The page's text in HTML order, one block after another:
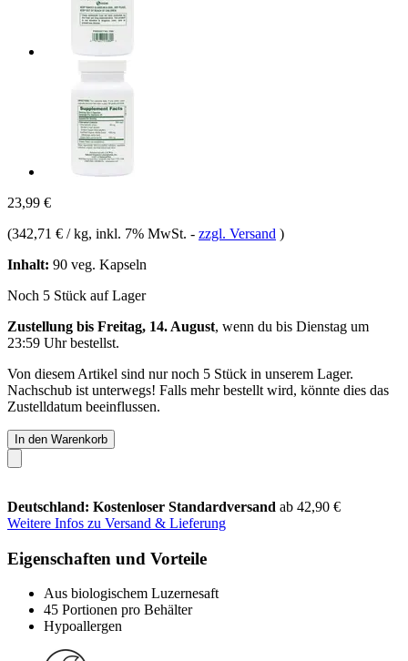
23,99 €
(342,71 € / kg, inkl. 7% MwSt. - zzgl. Versand )
Inhalt: 90 veg. Kapseln
Noch 5 Stück auf Lager
Zustellung bis Freitag, 14. August, wenn du bis Dienstag um
23:59 Uhrbestellst.
Von diesem Artikel sind nur noch 5 Stück in unserem Lager.
Nachschub ist unterwegs! Falls mehr bestellt wird, könnte dies das
Zustelldatum beeinflussen.
In den Warenkorb
Deutschland: Kostenloser Standardversand ab 42,90 €
Weitere Infos zu Versand & Lieferung
Eigenschaften und Vorteile
Aus biologischem Luzernesaft
45 Portionen pro Behälter
Hypoallergen